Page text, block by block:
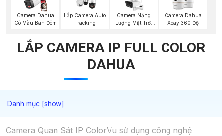
Camera Dahua
Có Màu Ban Đêm
Lắp Camera Auto
Tracking
Camera Năng
Lượng Mặt Trời
Camera Dahua
Xoay 360 Độ
LẮP CAMERA IP FULL COLOR
DAHUA
Camera Quan Sát IP ColorVu sử dụng công nghệ